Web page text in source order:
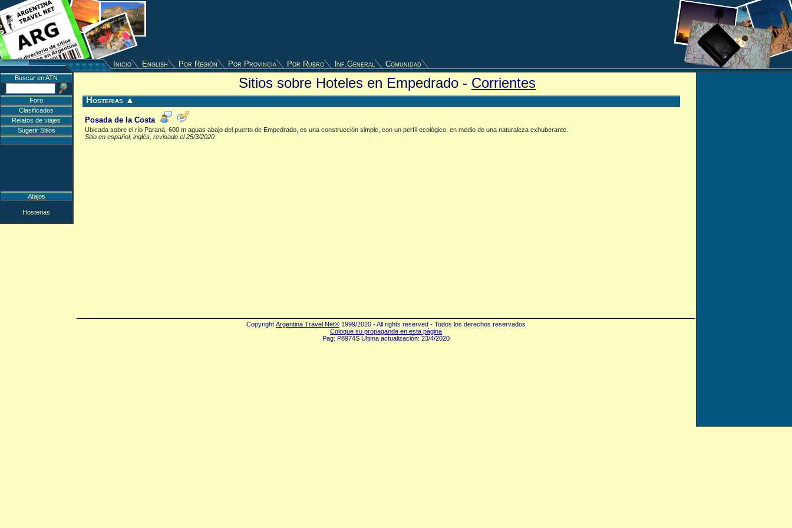
Inicio English Por Región Por Provincia Por Rubro Inf.General Comunidad
Sitios sobre Hoteles en Empedrado - Corrientes
Hosterias ▲
Posada de la Costa
Ubicada sobre el río Paraná, 600 m aguas abajo del puerto de Empedrado, es una construcción simple, con un perfíl ecológico, en medio de una naturaleza exhuberante.
Sitio en español, inglés, revisado el 25/3/2020
Buscar en ATN
Foro
Clasificados
Relatos de viajes
Sugerir Sitios
Atajos
Hosterias
Copyright Argentina Travel Net® 1999/2020 - All rights reserved - Todos los derechos reservados
Coloque su propaganda en esta página
Pag: P8974S Última actualización: 23/4/2020